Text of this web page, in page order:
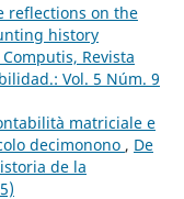
reflections on the
history
Computis, Revista
Vol. 5 Núm. 9
matriciale e
decimonono , De
de la